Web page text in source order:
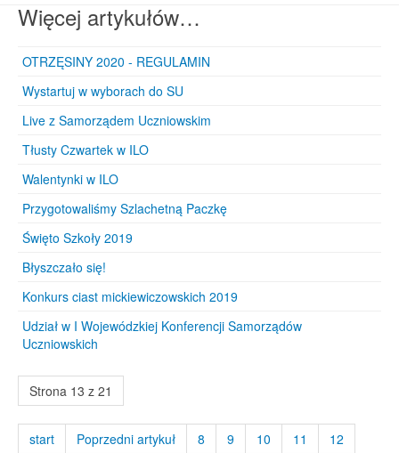
Więcej artykułów…
OTRZĘSINY 2020 - REGULAMIN
Wystartuj w wyborach do SU
Live z Samorządem Uczniowskim
Tłusty Czwartek w ILO
Walentynki w ILO
Przygotowaliśmy Szlachetną Paczkę
Święto Szkoły 2019
Błyszczało się!
Konkurs ciast mickiewiczowskich 2019
Udział w I Wojewódzkiej Konferencji Samorządów
Uczniowskich
Strona 13 z 21
start Poprzedni artykuł 8 9 10 11 12